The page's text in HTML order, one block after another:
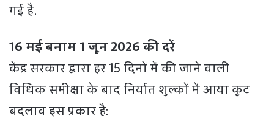
गई है.
16 मई बनाम 1 जून 2026 की दरें
केंद्र सरकार द्वारा हर 15 दिनों में की जाने वाली
विधिक समीक्षा के बाद निर्यात शुल्कों में आया कूट
बदलाव इस प्रकार है: